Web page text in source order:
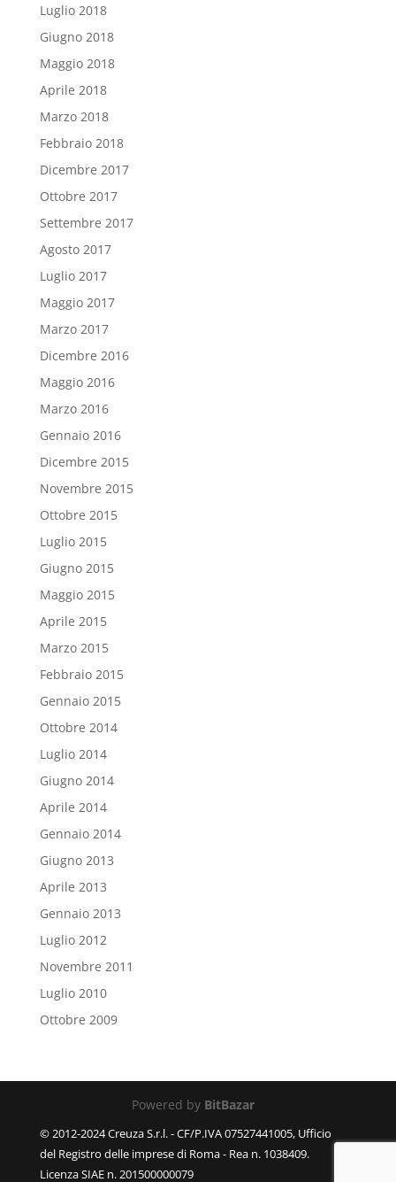
Luglio 2018
Giugno 2018
Maggio 2018
Aprile 2018
Marzo 2018
Febbraio 2018
Dicembre 2017
Ottobre 2017
Settembre 2017
Agosto 2017
Luglio 2017
Maggio 2017
Marzo 2017
Dicembre 2016
Maggio 2016
Marzo 2016
Gennaio 2016
Dicembre 2015
Novembre 2015
Ottobre 2015
Luglio 2015
Giugno 2015
Maggio 2015
Aprile 2015
Marzo 2015
Febbraio 2015
Gennaio 2015
Ottobre 2014
Luglio 2014
Giugno 2014
Aprile 2014
Gennaio 2014
Giugno 2013
Aprile 2013
Gennaio 2013
Luglio 2012
Novembre 2011
Luglio 2010
Ottobre 2009
Powered by BitBazar
© 2012-2024 Creuza S.r.l. - CF/P.IVA 07527441005, Ufficio
del Registro delle imprese di Roma - Rea n. 1038409.
Licenza SIAE n. 201500000079